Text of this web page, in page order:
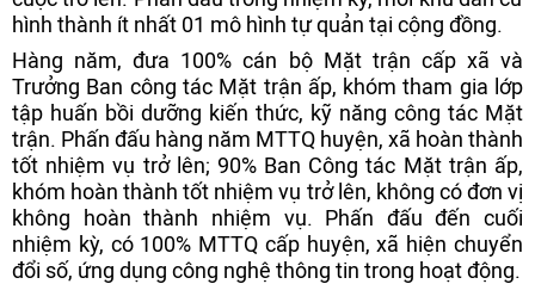
hình thành ít nhất 01 mô hình tự quản tại cộng đồng.
Hàng năm, đưa 100% cán bộ Mặt trận cấp xã và
Trưởng Ban công tác Mặt trận ấp, khóm tham gia lớp
tập huấn bồi dưỡng kiến thức, kỹ năng công tác Mặt
trận. Phấn đấu hàng năm MTTQ huyện, xã hoàn thành
tốt nhiệm vụ trở lên; 90% Ban Công tác Mặt trận ấp,
khóm hoàn thành tốt nhiệm vụ trở lên, không có đơn vị
không hoàn thành nhiệm vụ. Phấn đấu đến cuối
nhiệm kỳ, có 100% MTTQ cấp huyện, xã hiện chuyển
đổi số, ứng dụng công nghệ thông tin trong hoạt động.